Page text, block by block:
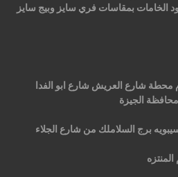
بمقاسات فري سايز وبيج سايز
محطة شارع العريش شارع ابو الفدا
الجيزة
سيبويه برج السلاملك من شارع الجلاء